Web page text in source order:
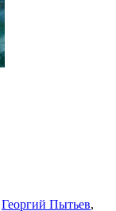
Георгий Пытьев,